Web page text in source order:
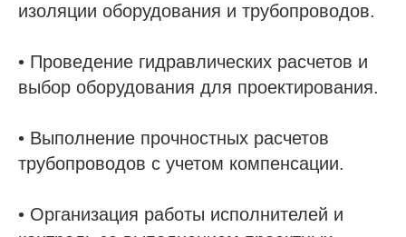
изоляции оборудования и трубопроводов.
• Проведение гидравлических расчетов и
выбор оборудования для проектирования.
• Выполнение прочностных расчетов
трубопроводов с учетом компенсации.
• Организация работы исполнителей и